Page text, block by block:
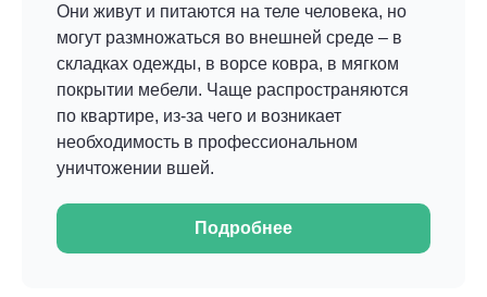
Они живут и питаются на теле человека, но
могут размножаться во внешней среде – в
складках одежды, в ворсе ковра, в мягком
покрытии мебели. Чаще распространяются
по квартире, из-за чего и возникает
необходимость в профессиональном
уничтожении вшей.
Подробнее